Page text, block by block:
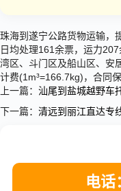
珠海到遂宁公路货物运输，
日均处理161余票，运力
湾区、斗门区及船山区、安
计费(1m³=166.7kg)，合同
上一篇： 汕尾到盐城越野车
下一篇： 清远到丽江直达专
电话